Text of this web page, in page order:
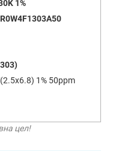
1%
1% 50ppm
цел!